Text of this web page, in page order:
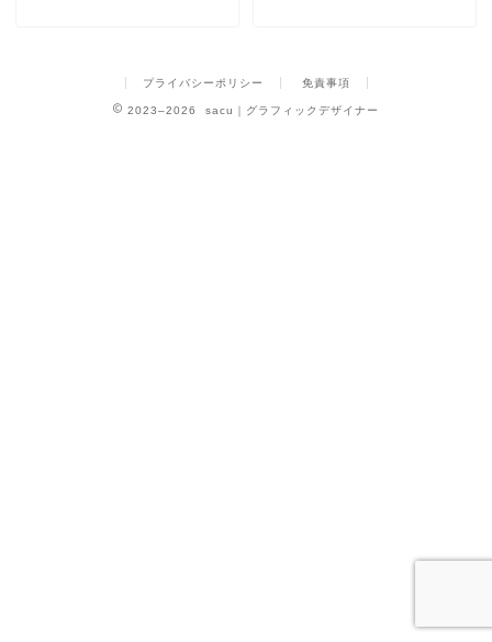
プライバシーポリシー 免責事項
2023–2026 sacu｜グラフィックデザイナー